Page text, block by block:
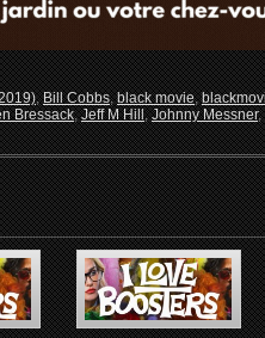
,Bill Cobbs,black movie,
Bressack,Jeff M Hill,Johnny Messner,